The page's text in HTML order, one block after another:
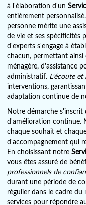
à l'élaboration d'un
entièrement
personne mérite une
de vie et ses spécificités
d'experts s'engage à
chacun, permettant ainsi
ménagère, d'assistance
administratif. L'écoute et
interventions,
adaptation continue de
Notre démarche s'inscrit
d'amélioration continue.
chaque souhait et
d'accompagnement qui
En choisissant notre
vous êtes assuré de
professionnels de
durant une période de
régulier dans le cadre
services pour répondre